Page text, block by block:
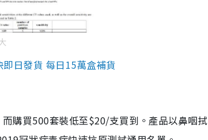
日發貨 每日15萬盒補貨
購買500套裝低至$20/支買到。產品以鼻咽